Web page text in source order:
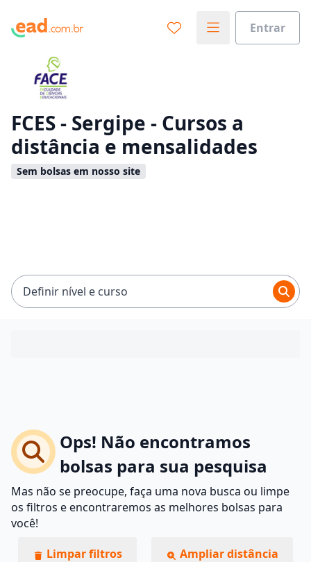
Entrar
Vamos te guiar no caminho ideal para seus estudos
Sim, já sei
FCES - Sergipe - Cursos a
distância e mensalidades
Sem bolsas em nosso site
Definir nível e curso
Ops! Não encontramos
bolsas para sua pesquisa
Mas não se preocupe, faça uma nova busca ou limpe
os filtros e encontraremos as melhores bolsas para
você!
Limpar filtros
Ampliar distância